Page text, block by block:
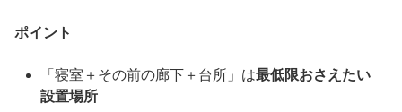
ポイント
「寝室＋その前の廊下＋台所」は最低限おさえたい
設置場所